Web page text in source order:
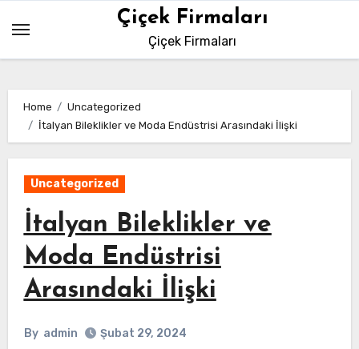
content
Çiçek Firmaları
Çiçek Firmaları
Home
Uncategorized
İtalyan Bileklikler ve Moda Endüstrisi Arasındaki İlişki
Uncategorized
İtalyan Bileklikler ve
Moda Endüstrisi
Arasındaki İlişki
By admin Şubat 29, 2024